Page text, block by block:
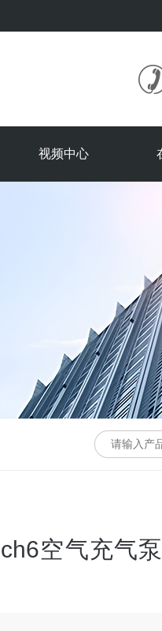
视频中心
空气充气